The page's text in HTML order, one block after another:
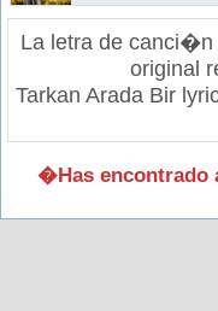
La letra de canci�n
original
Tarkan Arada Bir
�Has